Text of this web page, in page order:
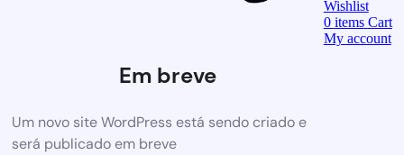
Em breve
Um novo site WordPress está sendo criado e
será publicado em breve
Wishlist
0 items Cart
My account